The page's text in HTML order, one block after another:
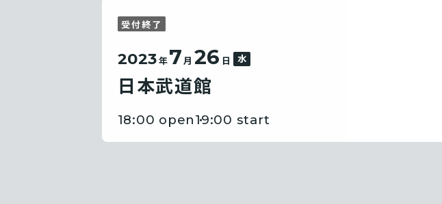
受付終了
2023年7 月 26 日 水
日本武道館
18:00 open19:00 start